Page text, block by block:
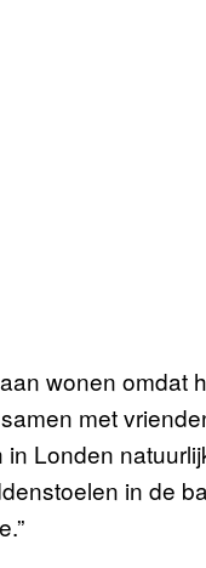
wonen omdat
met
Londen
in de